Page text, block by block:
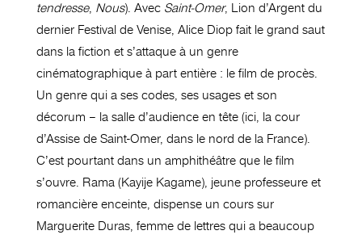
tendresse, Nous). Avec Saint-Omer, Lion d’Argent du
dernier Festival de Venise, Alice Diop fait le grand saut
dans la fiction et s’attaque à un genre
cinématographique à part entière : le film de procès.
Un genre qui a ses codes, ses usages et son
décorum – la salle d’audience en tête (ici, la cour
d’Assise de Saint-Omer, dans le nord de la France).
C’est pourtant dans un amphithéâtre que le film
s’ouvre. Rama (Kayije Kagame), jeune professeure et
romancière enceinte, dispense un cours sur
Marguerite Duras, femme de lettres qui a beaucoup